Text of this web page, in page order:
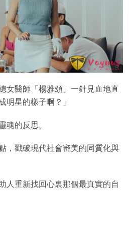
女醫師「楊雅頌」一針見血地直
明星的樣子啊？」
魂的反思。
，戳破現代社會審美的同質化與
人重新找回心裏那個最真實的自